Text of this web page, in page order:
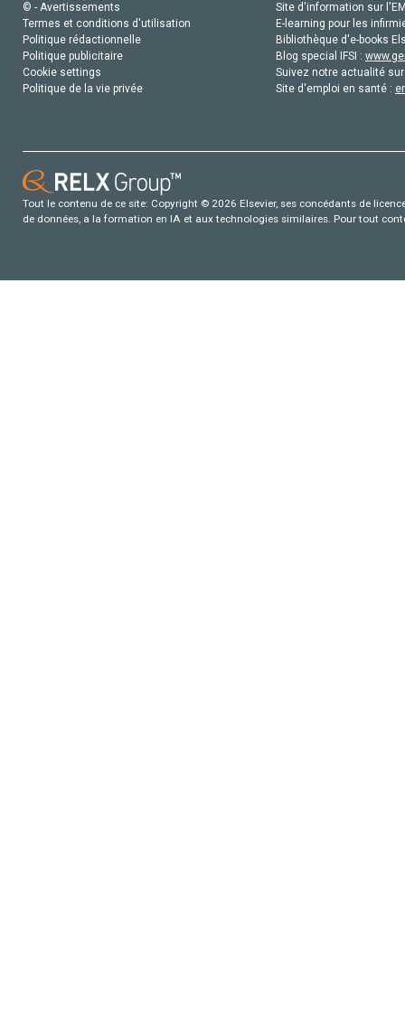
© - Avertissements
Termes et conditions d'utilisation
Politique rédactionnelle
Politique publicitaire
Cookie settings
Politique de la vie privée
Site d'information sur
E-learning pour les
Bibliothèque d'e-books
Blog special IFSI :
Suivez notre actualité
Site d'emploi en santé :
Tout le contenu de ce site: Copyright © 2026 Elsevier, ses concédants de
de données, a la formation en IA et aux technologies similaires. Pour tout